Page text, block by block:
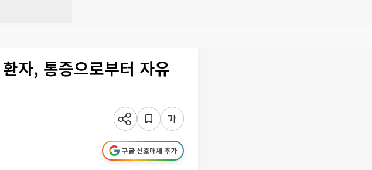
자, 통증으로부터 자유
구글 선호매체 추가